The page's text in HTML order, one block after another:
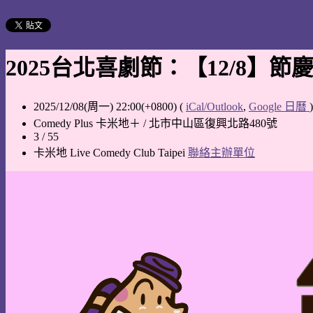
2025台北喜劇節：【12/8】節
2025/12/08(周一) 22:00(+0800) ( iCal/Outlook, Google 日曆 )
Comedy Plus 卡米地＋ / 北市中山區復興北路480號
3 / 55
卡米地 Live Comedy Club Taipei 聯絡主辦單位